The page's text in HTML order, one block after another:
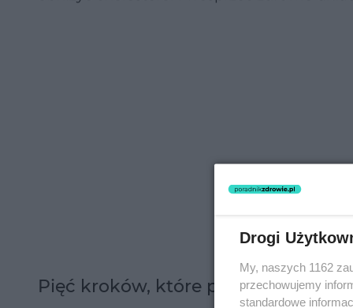
Pięć kroków, które pomogą
Drogi
My, naszych 1162
przechowujemy
standardowe